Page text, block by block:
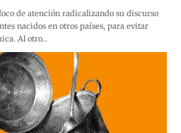
de atención radicalizando su discurso
nacidos en otros países, para evitar
Al otro…